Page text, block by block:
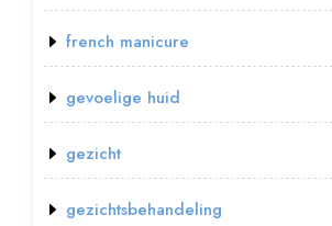
french manicure
gevoelige huid
gezicht
gezichtsbehandeling